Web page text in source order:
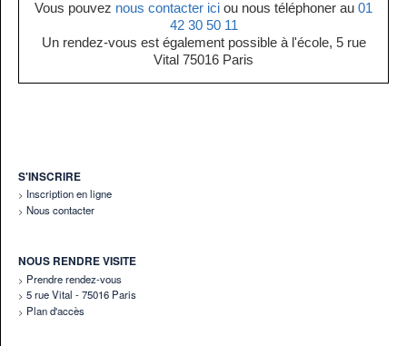
Vous pouvez nous contacter ici ou nous téléphoner au 01
42 30 50 11
Un rendez-vous est également possible à l'école, 5 rue
Vital 75016 Paris
S'INSCRIRE
Inscription en ligne
Nous contacter
NOUS RENDRE VISITE
Prendre rendez-vous
5 rue Vital - 75016 Paris
Plan d'accès